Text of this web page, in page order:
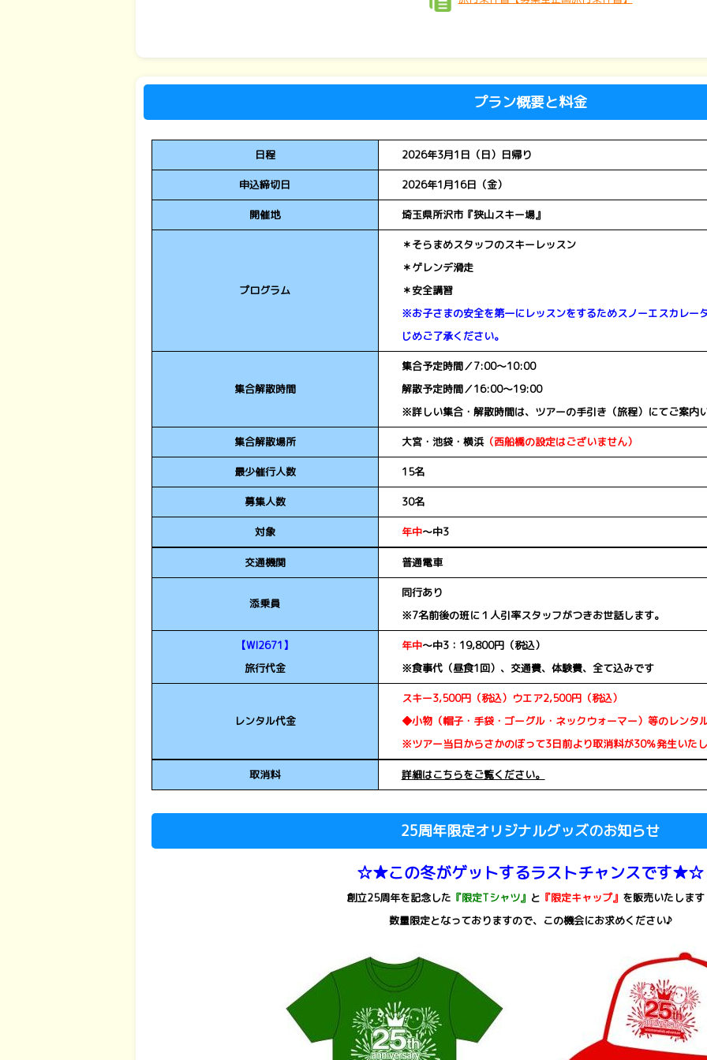
プラン概要と料金
日程 2026年3月1日（日）日帰り
申込締切日 2026年1月16日（金）
開催地 埼玉県所沢市『狭山スキー場』
プログラム
＊そらまめスタッフのスキーレッスン
＊ゲレンデ滑走
＊安全講習
※お子さまの安全を第一にレッスンをするためスノーエスカレー
じめご了承ください。
集合解散時間
集合予定時間／7:00～10:00
解散予定時間／16:00～19:00
※詳しい集合・解散時間は、ツアーの手引き（旅程）にてご案内
集合解散場所 大宮・池袋・横浜（西船橋の設定はございません）
最少催行人数 15名
募集人数 30名
対象 年中～中3
交通機関 普通電車
添乗員
同行あり
※7名前後の班に１人引率スタッフがつきお世話します。
【WI2671】
旅行代金
年中～中3：19,800円（税込）
※食事代（昼食1回）、交通費、体験費、全て込みです
レンタル代金
スキー3,500円（税込）ウエア2,500円（税込）
◆小物（帽子・手袋・ゴーグル・ネックウォーマー）等のレンタ
※ツアー当日からさかのぼって3日前より取消料が30％発生いたし
取消料 詳細はこちらをご覧ください。
25周年限定オリジナルグッズのお知らせ
☆★この冬がゲットするラストチャンスです★☆
創立25周年を記念した 『限定Tシャツ』 と 『限定キャップ』 を販売いたします
数量限定となっておりますので、この機会にお求めください♪